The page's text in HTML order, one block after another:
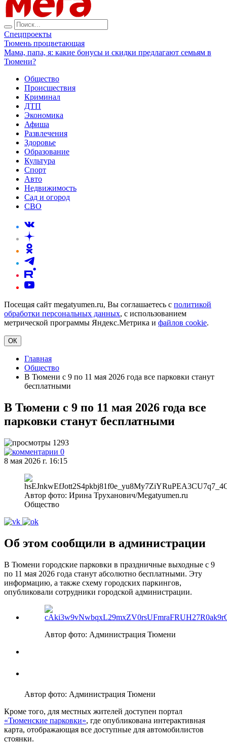
Спецпроекты
Тюмень процветающая
Мама, папа, я: какие бонусы и скидки предлагают семьям в
Тюмени?
Общество
Происшествия
Криминал
ДТП
Экономика
Афиша
Развлечения
Здоровье
Образование
Культура
Спорт
Авто
Недвижимость
Сад и огород
СВО
Посещая сайт megatyumen.ru, Вы соглашаетесь с политикой
обработки персональных данных, с использованием
метрической программы Яндекс.Метрика и файлов cookie.
ОК
Главная
Общество
В Тюмени с 9 по 11 мая 2026 года все парковки станут
бесплатными
В Тюмени с 9 по 11 мая 2026 года все
парковки станут бесплатными
1293
0
8 мая 2026 г. 16:15
Автор фото: Ирина Труханович/Megatyumen.ru
Общество
Об этом сообщили в администрации
В Тюмени городские парковки в праздничные выходные с 9
по 11 мая 2026 года станут абсолютно бесплатными. Эту
информацию, а также схему городских паркингов,
опубликовали сотрудники городской администрации.
Автор фото: Администрация Тюмени
Автор фото: Администрация Тюмени
Кроме того, для местных жителей доступен портал
«Тюменские парковки», где опубликована интерактивная
карта, отображающая все доступные для автомобилистов
стоянки.